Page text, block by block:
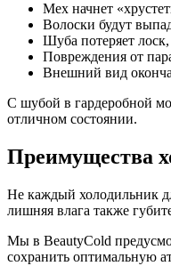
Мех начнет
Волоски будут
Шуба потеряет лоск,
Повреждения от
Внешний вид
С шубой в гардеробной
отличном состоянии.
Преимущества
Не каждый холодильник
лишняя влага также
Мы в BeautyCold
сохранить оптимальную